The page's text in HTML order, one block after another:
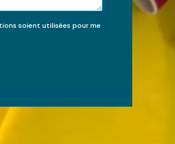
soient utilisées pour me